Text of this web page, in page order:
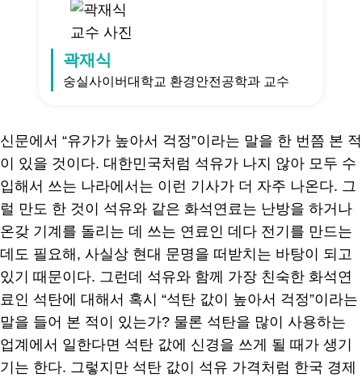
곽재식
숭실사이버대학교 환경안전공학과 교수
신문에서 “유가가 높아서 걱정”이라는 말을 한 번쯤 본 적
이 있을 것이다. 대한민국처럼 석유가 나지 않아 모두 수
입해서 쓰는 나라에서는 이런 기사가 더 자주 나온다. 그
럴 만도 한 것이 석유와 같은 화석연료는 난방을 하거나
온갖 기계를 돌리는 데 쓰는 연료인 데다 전기를 만드는
데도 필요해, 사실상 현대 문명을 떠받치는 바탕이 되고
있기 때문이다. 그런데 석유와 함께 가장 친숙한 화석연
료인 석탄에 대해서 혹시 “석탄 값이 높아서 걱정”이라는
말을 들어 본 적이 있는가? 물론 석탄을 많이 사용하는
업계에서 일한다면 석탄 값에 신경을 쓰게 될 때가 생기
기는 한다. 그렇지만 석탄 값이 석유 가격처럼 한국 경제